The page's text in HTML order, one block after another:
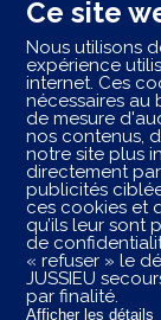
Ce site
Nous utilisons
expérience
internet. Ces
nécessaires au
de mesure
nos contenus,
notre site plus
directement
publicités
ces cookies et
qu’ils leur sont
de
« refuser » le
JUSSIEU
par finalité.
Afficher les détails
93.19 km
Rue
Les centres
villes à